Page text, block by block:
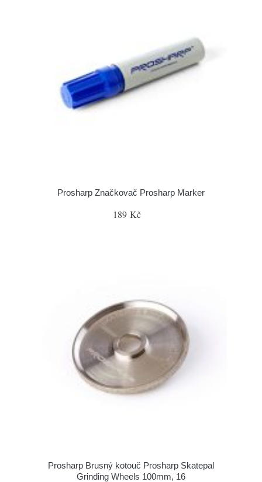
Prosharp Značkovač Prosharp Marker
189 Kč
Prosharp Brusný kotouč Prosharp Skatepal
Grinding Wheels 100mm, 16